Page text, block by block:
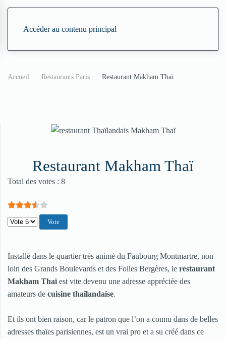
Accéder au contenu principal
Accueil Restaurants Paris Restaurant Makham Thaï
Restaurant Makham Thaï
Vote utilisateur: 3.5
Total des votes : 8
Veuillez voter
Installé dans le quartier très animé du Faubourg Montmartre, non
loin des Grands Boulevards et des Folies Bergères, le restaurant
Makham Thaïest vite devenu une adresse appréciée des
amateurs de cuisine thaïlandaise.
Et ils ont bien raison, car le patron que l’on a connu dans de belles
adresses thaïes parisiennes, est un vrai pro et a su créé dans ce